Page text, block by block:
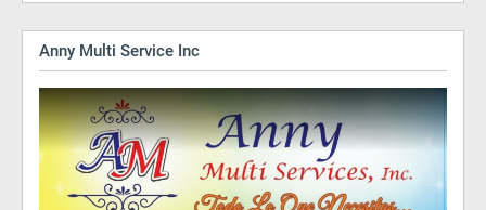
Anny Multi Service Inc